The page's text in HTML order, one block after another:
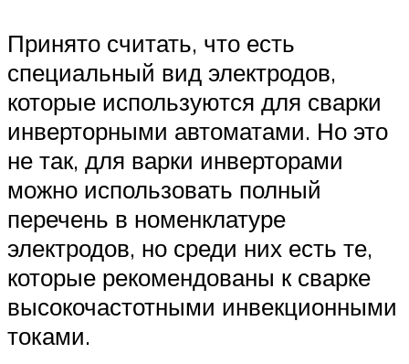
Принято считать, что есть
специальный вид электродов,
которые используются для сварки
инверторными автоматами. Но это
не так, для варки инверторами
можно использовать полный
перечень в номенклатуре
электродов, но среди них есть те,
которые рекомендованы к сварке
высокочастотными инвекционными
токами.